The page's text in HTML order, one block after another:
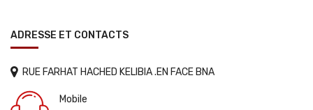
ADRESSE ET CONTACTS
RUE FARHAT HACHED KELIBIA .EN FACE BNA
Mobile